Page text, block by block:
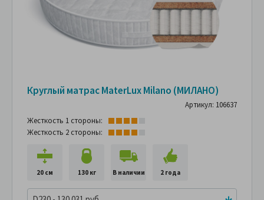
Круглый матрас MaterLux Milano (МИЛАНО)
Артикул: 106637
Жесткость 1 стороны:
Жесткость 2 стороны:
20 см 130 кг В наличии 2 года